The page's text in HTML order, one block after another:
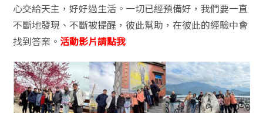
心交給天主，好好過生活。一切已經預備好，我們要一直
不斷地發現、不斷被提醒，彼此幫助，在彼此的經驗中會
找到答案。活動影片請點我